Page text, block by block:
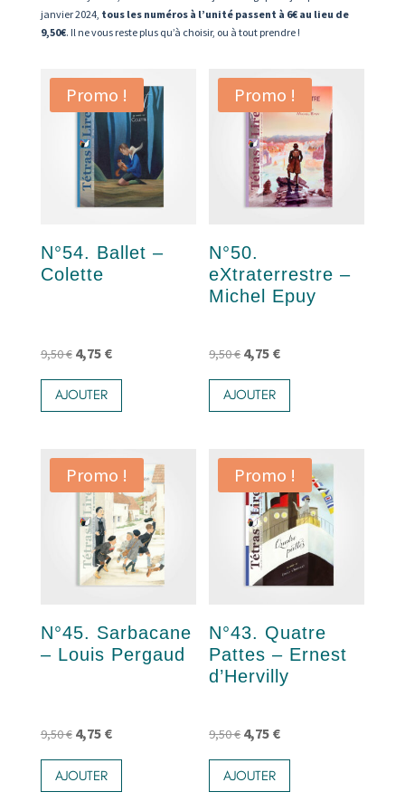
janvier 2024, tous les numéros à l’unité passent à 6€ au lieu de
9,50€. Il ne vous reste plus qu’à choisir, ou à tout prendre !
Promo !
N°54. Ballet –
Colette
9,50€ Le
prix
initial
4,75 €Le
prix
AJOUTER
Promo !
N°50.
eXtraterrestre –
Michel Epuy
9,50€ Le
prix
initial
4,75 €Le
prix
AJOUTER
Promo !
N°45. Sarbacane
– Louis Pergaud
9,50€ Le
prix
initial
4,75 €Le
prix
AJOUTER
Promo !
N°43. Quatre
Pattes – Ernest
d’Hervilly
9,50€ Le
prix
initial
4,75 €Le
prix
AJOUTER